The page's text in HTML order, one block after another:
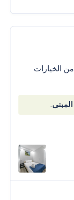
الخيارات